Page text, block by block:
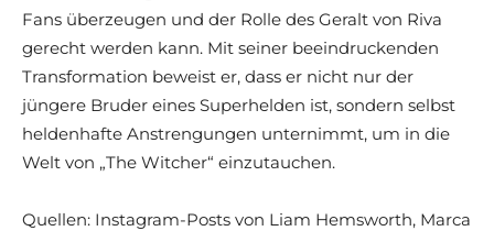
Fans überzeugen und der Rolle des Geralt von Riva
gerecht werden kann. Mit seiner beeindruckenden
Transformation beweist er, dass er nicht nur der
jüngere Bruder eines Superhelden ist, sondern selbst
heldenhafte Anstrengungen unternimmt, um in die
Welt von „The Witcher“ einzutauchen.
Quellen: Instagram-Posts von Liam Hemsworth, Marca